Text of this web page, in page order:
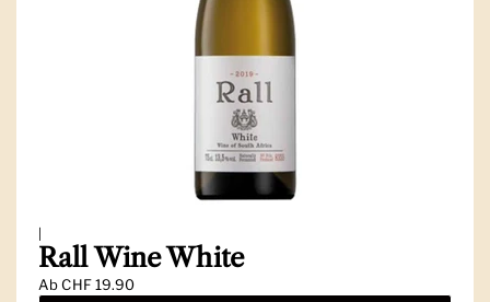
|
Rall Wine White
AbCHF 19.90